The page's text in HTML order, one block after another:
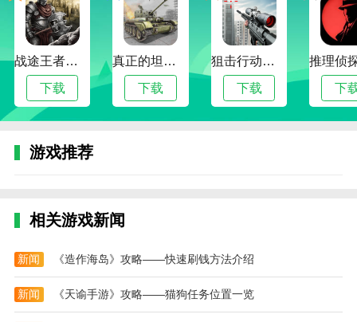
奇遇，玩家可以通过探索、解谜和战斗，逐步揭开修仙
世界的真相；
4、策略性选择：玩家的每个选择都会影响修炼进
程和剧情走向，考验玩家的智慧与策略。
仙道永恒之塔游戏内容
丰富的支线任务，玩家通过不断探索和修炼，推动故事
想、灵药炼制、法术学习等，玩家需要根据任务和目标
3、互动系统：玩家可以与其他修仙者进行互动，
组成盟友、比试修为或分享资源，提升自己的修炼速
度；
战途王者最新版
下载
真正的坦克大战
下载
狙击行动代号猎鹰最新版
下载 下
游戏推荐
相关游戏新闻
新闻 《造作海岛》攻略——快速刷钱方法介绍
新闻 《天谕手游》攻略——猫狗任务位置一览